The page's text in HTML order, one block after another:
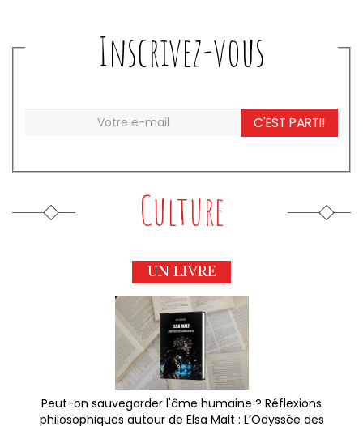
Inscrivez-vous
C'EST PARTI!
Culture
UN LIVRE
Peut-on sauvegarder l'âme humaine ? Réflexions
philosophiques autour de Elsa Malt : L’Odyssée des